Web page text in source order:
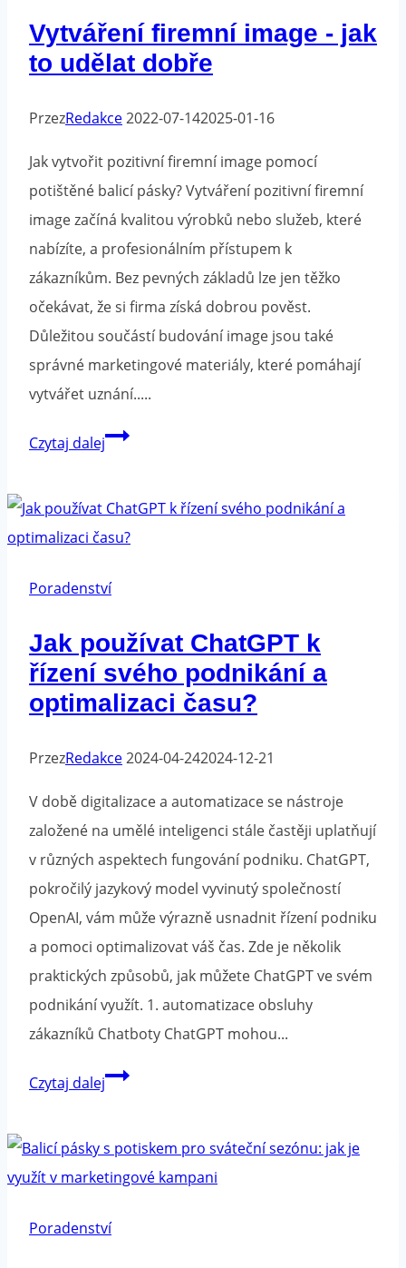
Vytváření firemní image - jak
to udělat dobře
PrzezRedakce2022-07-142025-01-16
Jak vytvořit pozitivní firemní image pomocí
potištěné balicí pásky? Vytváření pozitivní firemní
image začíná kvalitou výrobků nebo služeb, které
nabízíte, a profesionálním přístupem k
zákazníkům. Bez pevných základů lze jen těžko
očekávat, že si firma získá dobrou pověst.
Důležitou součástí budování image jsou také
správné marketingové materiály, které pomáhají
vytvářet uznání.....
Czytaj dalejVytváření
to
dobře
Poradenství
Jak používat ChatGPT k
řízení svého podnikání a
optimalizaci času?
PrzezRedakce2024-04-242024-12-21
V době digitalizace a automatizace se nástroje
založené na umělé inteligenci stále častěji uplatňují
v různých aspektech fungování podniku. ChatGPT,
pokročilý jazykový model vyvinutý společností
OpenAI, vám může výrazně usnadnit řízení podniku
a pomoci optimalizovat váš čas. Zde je několik
praktických způsobů, jak můžete ChatGPT ve svém
podnikání využít. 1. automatizace obsluhy
zákazníků Chatboty ChatGPT mohou...
Czytaj dalejJak
řízení
svého
Poradenství